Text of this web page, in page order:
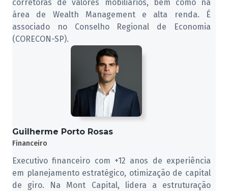
corretoras de valores mobiliários, bem como na
área de Wealth Management e alta renda. É
associado no Conselho Regional de Economia
(CORECON-SP).
Guilherme Porto Rosas
Financeiro
Executivo financeiro com +12 anos de experiência
em planejamento estratégico, otimização de capital
de giro. Na Mont Capital, lidera a estruturação